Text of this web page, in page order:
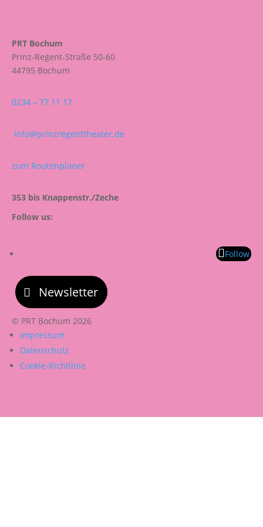
PRT Bochum
Prinz-Regent-Straße 50-60
44795 Bochum
0234 – 77 11 17
info@prinzregenttheater.de
zum Routenplaner
353 bis Knappenstr./Zeche
Follow us:
Follow
Newsletter
© PRT Bochum 2026
Impressum
Datenschutz
Cookie-Richtlinie